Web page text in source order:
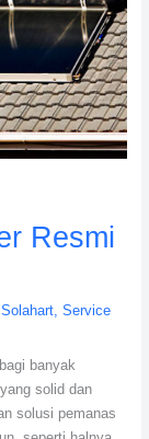
Resmi
, Service
banyak
solid dan
solusi pemanas